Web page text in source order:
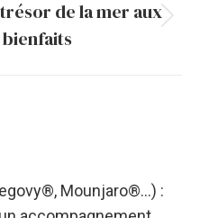
de la mer aux
Mounjaro®…) :